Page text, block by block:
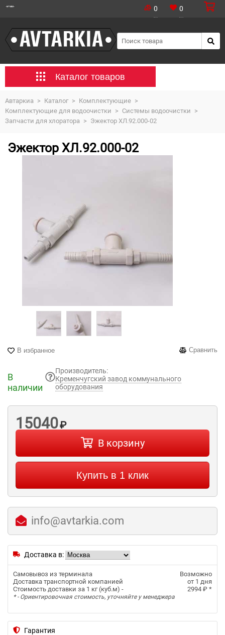
0 0
Каталог товаров
Автаркиа > Каталог > Комплектующие >
Комплектующие для водоочистки > Системы водоочистки >
Запчасти для хлоратора > Эжектор ХЛ.92.000-02
Эжектор ХЛ.92.000-02
В избранное Сравнить
В
наличии
Производитель:
Кременчугский завод коммунального
оборудования
15040₽
В корзину
Купить в 1 клик
info@avtarkia.com
Доставка в:
Самовывоз из терминала
Возможно
Доставка транспортной компанией
от 1 дня
Стоимость доставки за 1 кг (куб.м) -
2994 ₽ *
* - Ориентировочная стоимость, уточняйте у менеджера
Гарантия